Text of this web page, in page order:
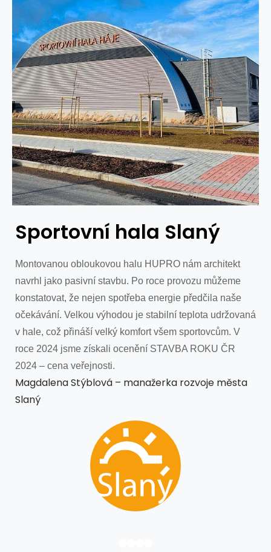
Multifunkční
Lipany
Město využilo dotaci SZĽH na
multifunkčních ledových ploch.
využívá veřejnost a školy na
na hokejbal, florbal, inline hokej
Ing. Vladimír Jánošík –